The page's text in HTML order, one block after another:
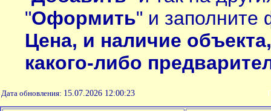
"Оформить" и заполните
Цена, и наличие
какого-либо
Дата обновления: 15.07.2026 12:00:23